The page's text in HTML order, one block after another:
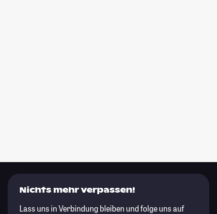
Nichts mehr verpassen!
Lass uns in Verbindung bleiben und folge uns auf